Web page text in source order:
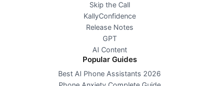
Skip the Call
KallyConfidence
Release Notes
GPT
AI Content
Popular Guides
Best AI Phone Assistants 2026